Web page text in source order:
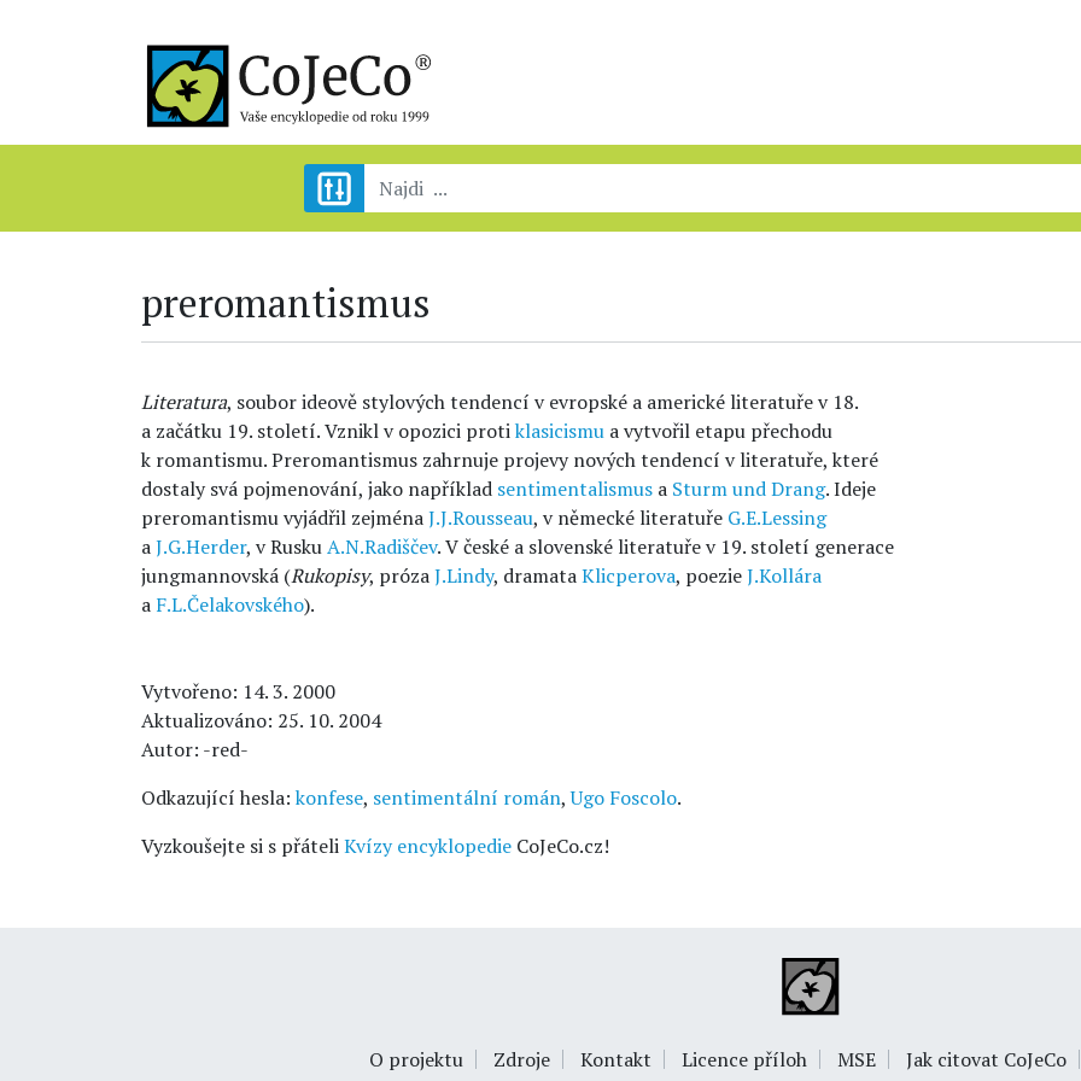
preromantismus
Literatura, soubor ideově stylových tendencí v evropské a americké literatuře v 18.
a začátku 19. století. Vznikl v opozici protiklasicismu a vytvořil etapu přechodu
k romantismu. Preromantismus zahrnuje projevy nových tendencí v literatuře, které
dostaly svá pojmenování, jako například sentimentalismus a Sturm und Drang. Ideje
preromantismu vyjádřil zejménaJ.J.Rousseau, v německé literatuře G.E.Lessing
aJ.G.Herder, v RuskuA.N.Radiščev. V české a slovenské literatuře v 19. století generace
jungmannovská (Rukopisy, prózaJ.Lindy, dramataKlicperova, poezieJ.Kollára
a F.L.Čelakovského).
Vytvořeno: 14. 3. 2000
Aktualizováno: 25. 10. 2004
Autor: -red-
Odkazující hesla:konfese, sentimentální román,Ugo Foscolo.
Vyzkoušejte si s přáteliKvízy encyklopedie CoJeCo.cz!
O projektu Zdroje Kontakt Licence příloh MSE Jak citovat CoJeCo